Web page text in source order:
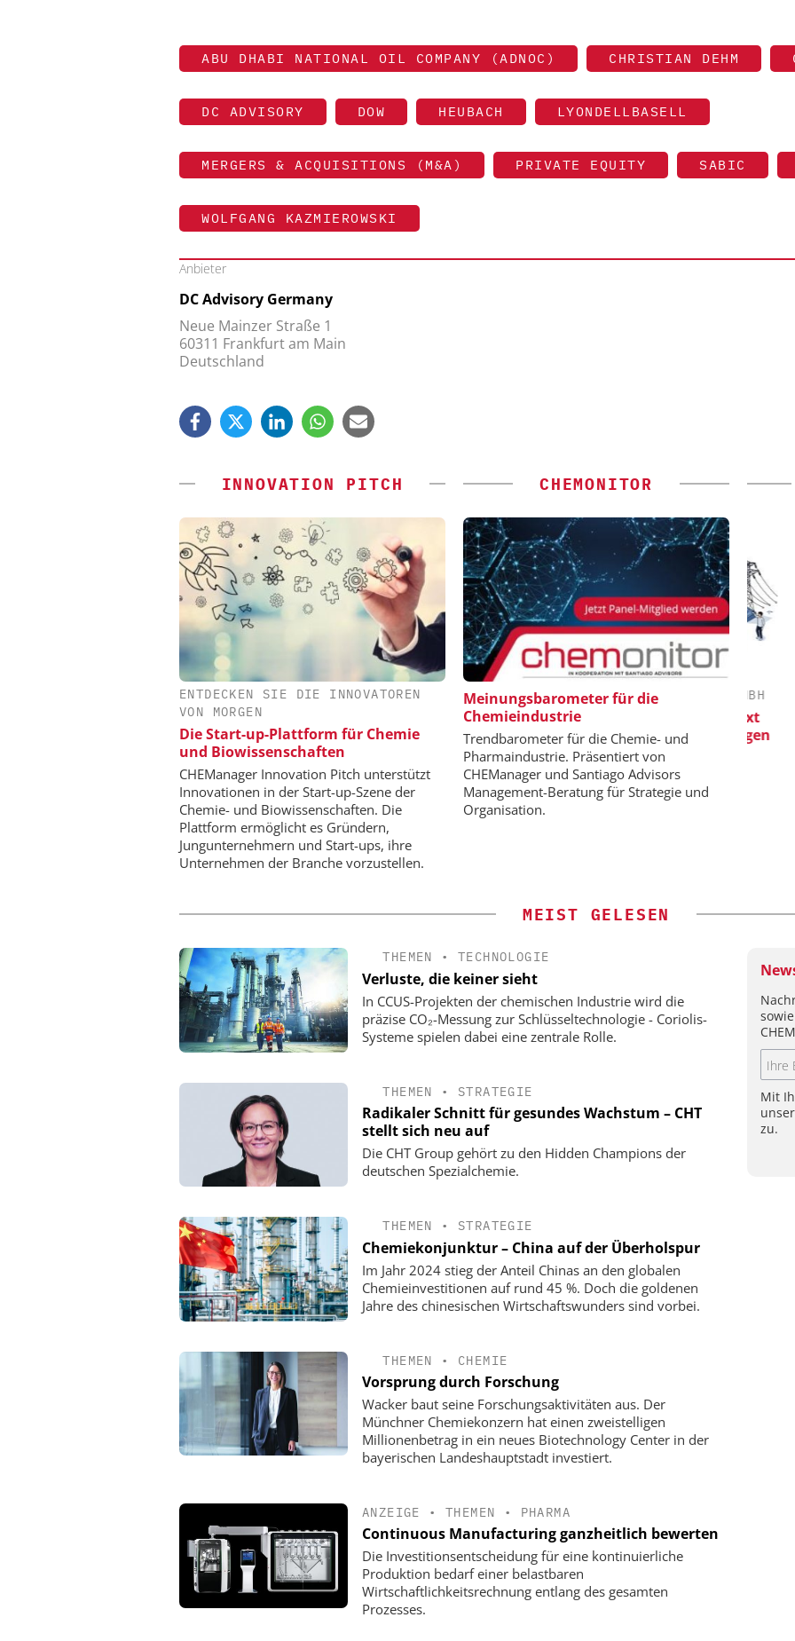
ABU DHABI NATIONAL OIL COMPANY (ADNOC) CHRISTIAN DEHM
DC ADVISORY DOW HEUBACH LYONDELLBASELL
MERGERS & ACQUISITIONS (M&A) PRIVATE EQUITY SABIC
WOLFGANG KAZMIEROWSKI
Anbieter
DC Advisory Germany
Neue Mainzer Straße 1
60311 Frankfurt am Main
Deutschland
INNOVATION PITCH
ENTDECKEN SIE DIE INNOVATOREN
VON MORGEN
Die Start-up-Plattform für Chemie
und Biowissenschaften
CHEManager Innovation Pitch unterstützt
Innovationen in der Start-up-Szene der
Chemie- und Biowissenschaften. Die
Plattform ermöglicht es Gründern,
Jungunternehmern und Start-ups, ihre
Unternehmen der Branche vorzustellen.
CHEMONITOR
Meinungsbarometer für die
Chemieindustrie
Trendbarometer für die Chemie- und
Pharmaindustrie. Präsentiert von
CHEManager und Santiago Advisors
Management-Beratung für Strategie und
Organisation.
ALEXANDER THAMM GMBH CHEMANAGER C/O WILEY-VCH GMBH
Veranstaltungssponsoring: Next
Generation Batteries and Hydrogen
MEIST GELESEN
THEMEN •TECHNOLOGIE
Verluste, die keiner sieht
In CCUS-Projekten der chemischen Industrie wird die
präzise CO₂-Messung zur Schlüsseltechnologie - Coriolis-
Systeme spielen dabei eine zentrale Rolle.
THEMEN • STRATEGIE
Radikaler Schnitt für gesundes Wachstum – CHT
stellt sich neu auf
Die CHT Group gehört zu den Hidden Champions der
deutschen Spezialchemie.
THEMEN • STRATEGIE
Chemiekonjunktur – China auf der Überholspur
Im Jahr 2024 stieg der Anteil Chinas an den globalen
Chemieinvestitionen auf rund 45 %. Doch die goldenen
Jahre des chinesischen Wirtschaftswunders sind vorbei.
THEMEN • CHEMIE
Vorsprung durch Forschung
Wacker baut seine Forschungsaktivitäten aus. Der
Münchner Chemiekonzern hat einen zweistelligen
Millionenbetrag in ein neues Biotechnology Center in der
bayerischen Landeshauptstadt investiert.
ANZEIGE •THEMEN • PHARMA
Continuous Manufacturing ganzheitlich bewerten
Die Investitionsentscheidung für eine kontinuierliche
Produktion bedarf einer belastbaren
Wirtschaftlichkeitsrechnung entlang des gesamten
Prozesses.
Mit
zu.